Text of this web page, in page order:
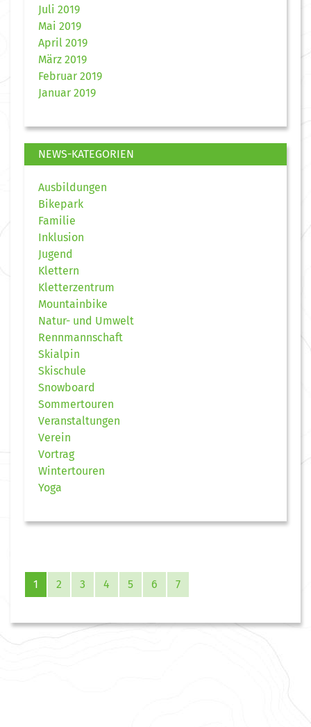
Juli 2019
Mai 2019
April 2019
März 2019
Februar 2019
Januar 2019
NEWS-KATEGORIEN
Ausbildungen
Bikepark
Familie
Inklusion
Jugend
Klettern
Kletterzentrum
Mountainbike
Natur- und Umwelt
Rennmannschaft
Skialpin
Skischule
Snowboard
Sommertouren
Veranstaltungen
Verein
Vortrag
Wintertouren
Yoga
1 2 3 4 5 6 7